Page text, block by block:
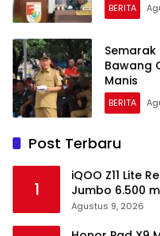
BERITA
Semarak
Bawang
Manis
BERITA
Post Terbaru
1
iQOO Z11 Lite
Jumbo 6.500
Agustus 9, 2026